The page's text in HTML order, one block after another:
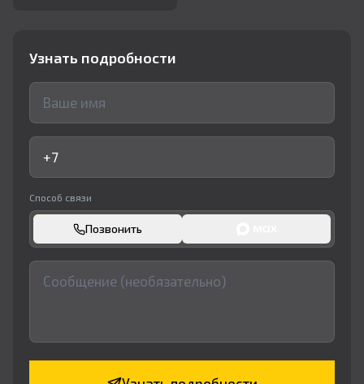
Узнать подробности
Способ связи
Позвонить